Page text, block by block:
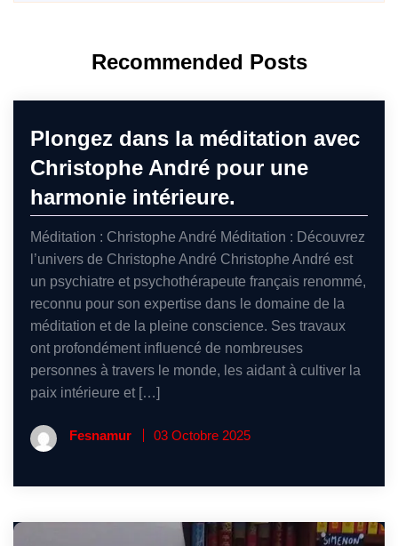
Recommended Posts
Plongez dans la méditation avec
Christophe André pour une
harmonie intérieure.
Méditation : Christophe André Méditation : Découvrez
l’univers de Christophe André Christophe André est
un psychiatre et psychothérapeute français renommé,
reconnu pour son expertise dans le domaine de la
méditation et de la pleine conscience. Ses travaux
ont profondément influencé de nombreuses
personnes à travers le monde, les aidant à cultiver la
paix intérieure et […]
Fesnamur 03 Octobre 2025